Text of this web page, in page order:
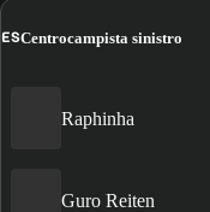
ESCentrocampista sinistro
Raphinha
Guro Reiten